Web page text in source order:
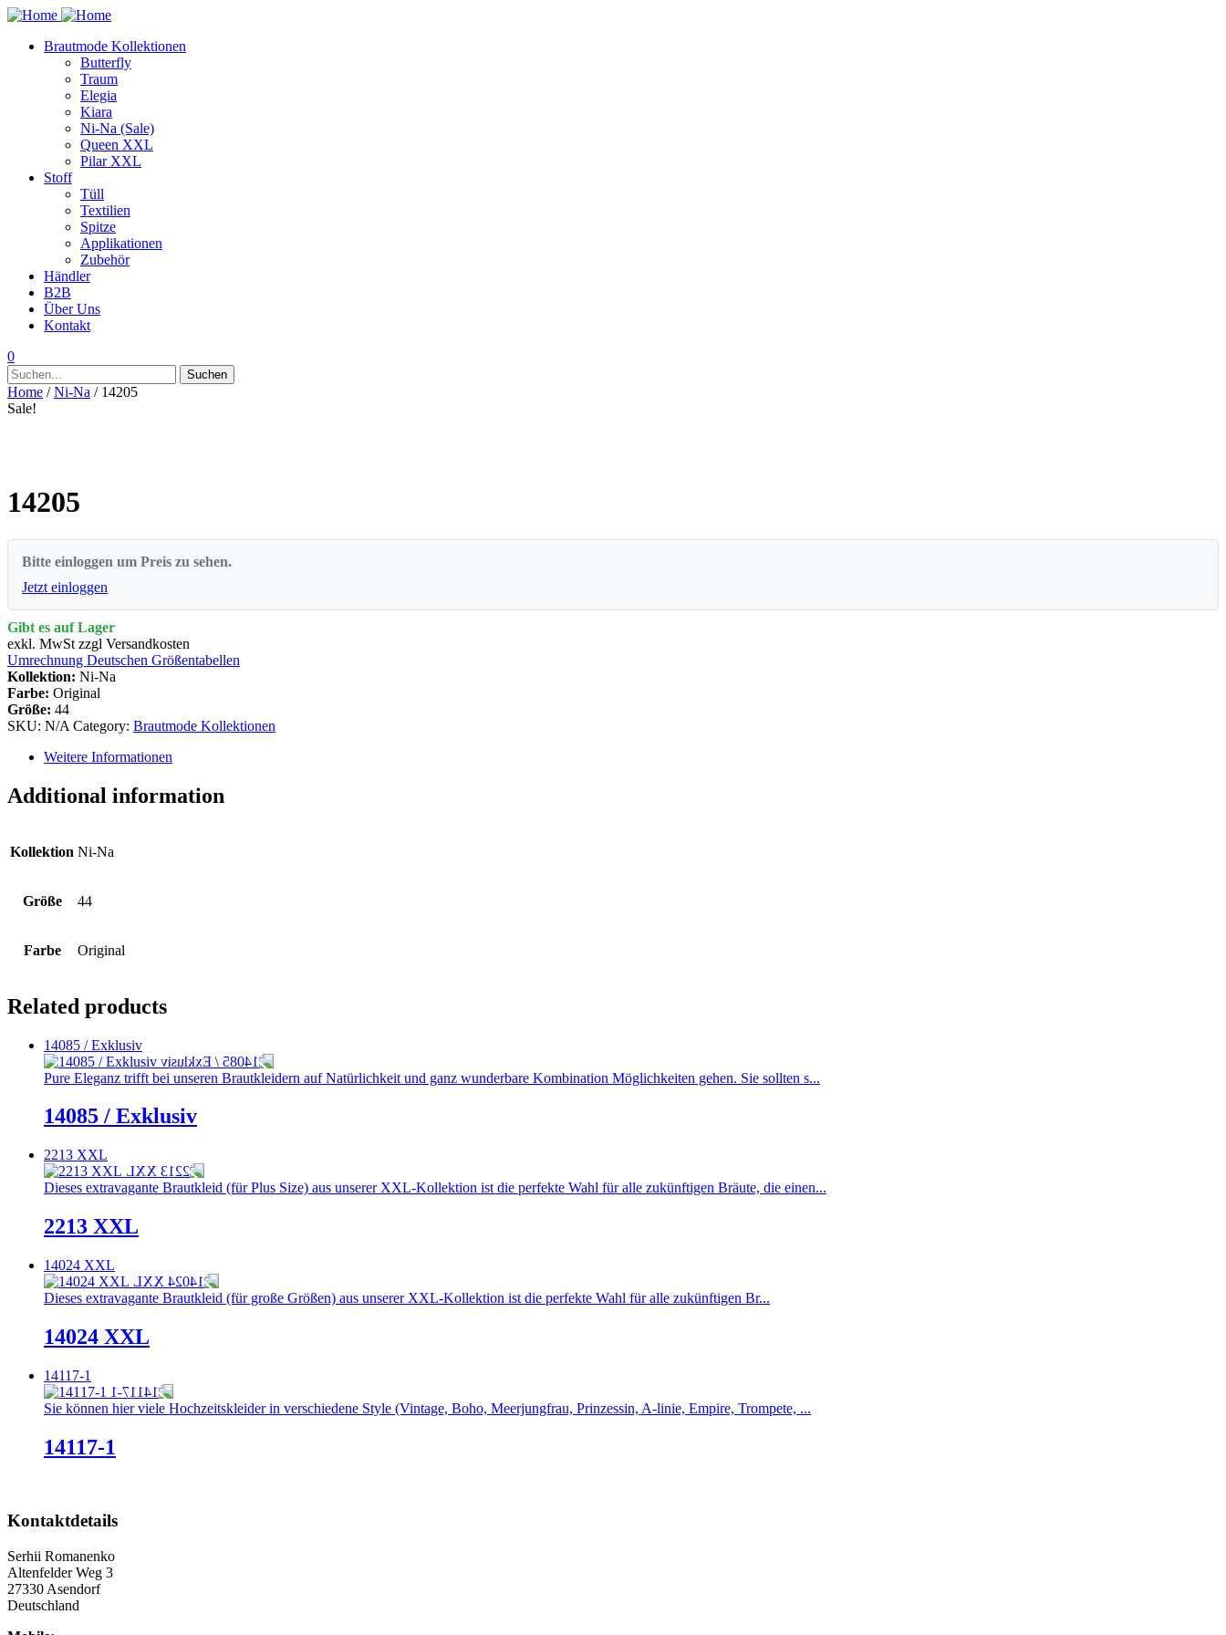
Brautmode Kollektionen
Butterfly
Traum
Elegia
Kiara
Ni-Na (Sale)
Queen XXL
Pilar XXL
Stoff
Tüll
Textilien
Spitze
Applikationen
Zubehör
Händler
B2B
Über Uns
Kontakt
0
Suchen
nach:
Suchen
Home /Ni-Na / 14205
Sale!
14205
Bitte einloggen um Preis zu sehen.
Jetzt einloggen
Gibt es auf Lager
exkl. MwSt zzgl Versandkosten
Umrechnung Deutschen Größentabellen
Kollektion: Ni-Na
Farbe: Original
Größe: 44
SKU: N/A Category: Brautmode Kollektionen
Weitere Informationen
Additional information
Kollektion Ni-Na
Größe 44
Farbe Original
Related products
14085 / Exklusiv
Pure Eleganz trifft bei unseren Brautkleidern auf Natürlichkeit und ganz wunderbare Kombination Möglichkeiten gehen. Sie sollten s...
14085 / Exklusiv
2213 XXL
Dieses extravagante Brautkleid (für Plus Size) aus unserer XXL-Kollektion ist die perfekte Wahl für alle zukünftigen Bräute, die einen...
2213 XXL
14024 XXL
Dieses extravagante Brautkleid (für große Größen) aus unserer XXL-Kollektion ist die perfekte Wahl für alle zukünftigen Br...
14024 XXL
14117-1
Sie können hier viele Hochzeitskleider in verschiedene Style (Vintage, Boho, Meerjungfrau, Prinzessin, A-linie, Empire, Trompete, ...
14117-1
Kontaktdetails
Serhii Romanenko
Altenfelder Weg 3
27330 Asendorf
Deutschland